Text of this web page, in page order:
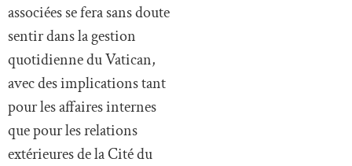
associées se fera sans doute
sentir dans la gestion
quotidienne du Vatican,
avec des implications tant
pour les affaires internes
que pour les relations
extérieures de la Cité du